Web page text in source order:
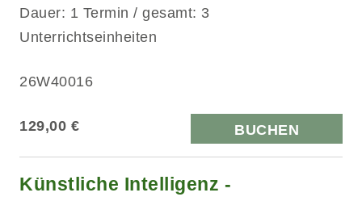
Dauer: 1 Termin / gesamt: 3
Unterrichtseinheiten
26W40016
129,00 € BUCHEN
Künstliche Intelligenz -